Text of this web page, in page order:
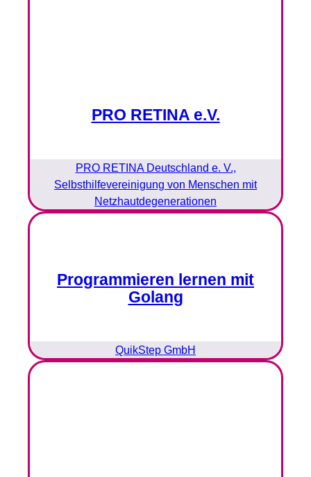
PRO RETINA e.V.
PRO RETINA Deutschland e. V.,
Selbsthilfevereinigung von Menschen mit
Netzhautdegenerationen
Programmieren lernen mit
Golang
QuikStep GmbH